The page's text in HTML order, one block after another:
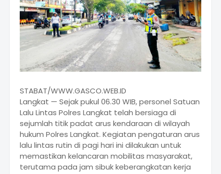
STABAT/WWW.GASCO.WEB.ID
Langkat — Sejak pukul 06.30 WIB, personel Satuan
Lalu Lintas Polres Langkat telah bersiaga di
sejumlah titik padat arus kendaraan di wilayah
hukum Polres Langkat. Kegiatan pengaturan arus
lalu lintas rutin di pagi hari ini dilakukan untuk
memastikan kelancaran mobilitas masyarakat,
terutama pada jam sibuk keberangkatan kerja